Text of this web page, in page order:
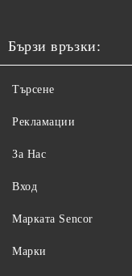
Бързи връзки:
Търсене
Рекламации
За Нас
Вход
Maрката Sencor
Марки